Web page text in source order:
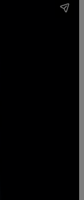
extérieure.
2017).
Ambrožič, Mirna
créé
le site Web de